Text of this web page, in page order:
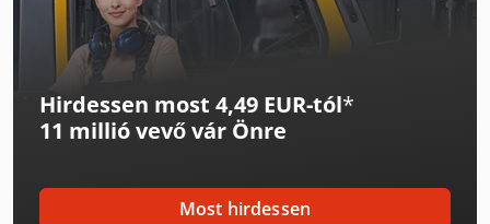
Jcb 427
Jcb 4Cx
Jcb 525-60 Hi Viz
Jcb 533-105
Hirdessen most 4,49 EUR-tól*
11 millió vevővár Önre
Most hirdessen